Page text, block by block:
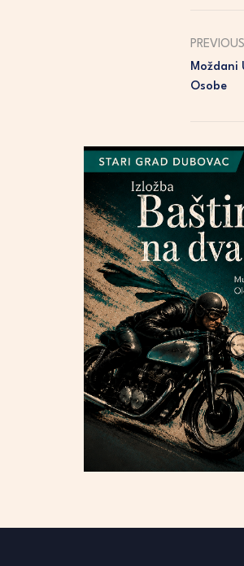
PREVIOUS
Moždani
Osobe